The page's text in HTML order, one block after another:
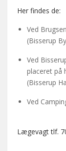
Her findes de:
Ved
(Bisserup
Ved
placeret på
(Bisserup
Ved
Lægevagt tlf.